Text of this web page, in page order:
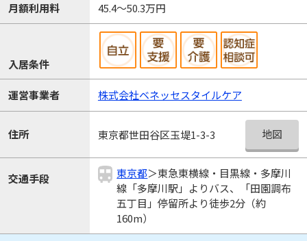
月額利用料 45.4～50.3万円
入居条件
運営事業者 株式会社ベネッセスタイルケア
住所 東京都世田谷区玉堤1-3-3 地図
交通手段 東京都＞東急東横線・目黒線・多摩川
線「多摩川駅」よりバス、「田園調布
五丁目」停留所より徒歩2分（約
160m）